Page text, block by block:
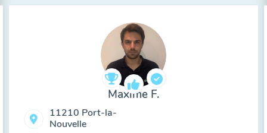
Maxime F.
11210 Port-la-
Nouvelle